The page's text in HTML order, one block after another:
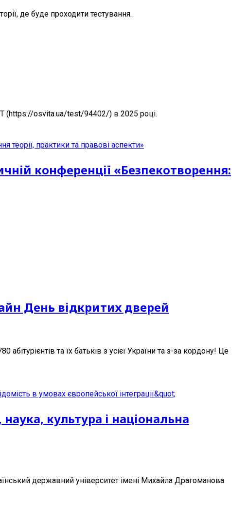
де буде проходити тестування.
(https://osvita.ua/test/94402/) в 2025 році.
конференції «Безпекотворення:
День відкритих дверей
та їх батьків з усієї України та з-за кордону! Це
культура і національна
державний університет імені Михайла Драгоманова